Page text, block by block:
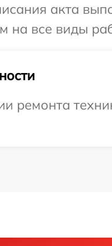
акта
на все виды